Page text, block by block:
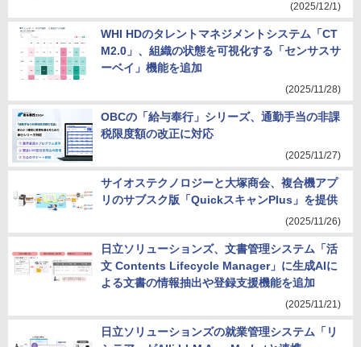
(2025/12/1)
WHI HDのタレントマネジメントシステム「CT
M2.0」、組織の状態を可視化する「センサスサ
ーベイ」機能を追加
(2025/11/28)
OBCの「給与奉行」シリーズ、通勤手当の非課
税限度額の改正に対応
(2025/11/27)
サイオステクノロジーと大塚商会、複合機アプ
リのサブスク版「QuickスキャンPlus」を提供
(2025/11/26)
日立ソリューションズ、文書管理システム「活
文 Contents Lifecycle Manager」に生成AIに
よる文書の情報抽出や登録支援機能を追加
(2025/11/21)
日立ソリューションズの就業管理システム「リ